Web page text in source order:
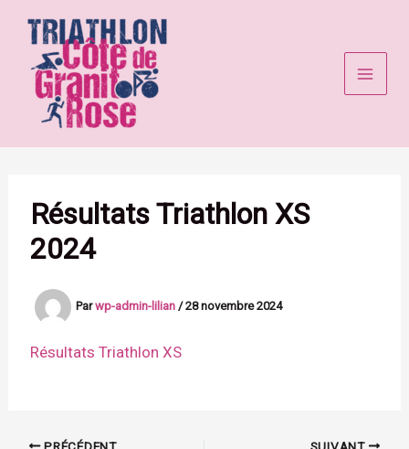
contenu
Résultats Triathlon XS
2024
Parwp-admin-lilian/28 novembre 2024
Résultats Triathlon XS
PRÉCÉDENT SUIVANT